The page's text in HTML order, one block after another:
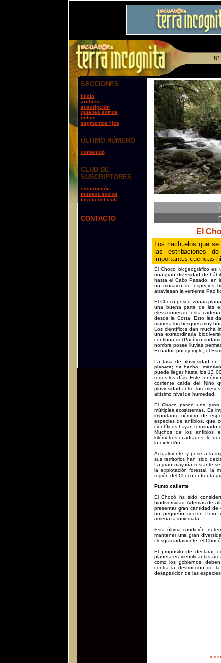
N°
SECCIONES
inicio
archivo
suscripción
quiénes somos
índice
segmentos fijos
ÚLTIMO NÚMERO
contenido
CLUB DE
SUSCRIPTORES
suscripción
museos socios
tarjeta del club
CONTACTO
El
Los riachuelos que
las estribaciones
importantes cuencas
El Chocó biogeográfico es
una gran diversidad de
hasta el Cabo Pasado, en
un mosaico de especies
atraviesan la vertiente
El Chocó posee zonas
una buena parte de las
elevaciones de esta
desde la Costa. Esto les
manera los bosques muy
Los científicos dan mucha
una extraordinaria
continua del Pacífico
nombre posee lluvias
Ecuador, por ejemplo, el
La tasa de pluviosidad en
planeta; de hecho,
puede llegar hasta los 13
todos los días. Este
corriente cálida del Niño
pluviosidad entre los
altísimo nivel de humedad.
El Chocó posee una
múltiples ecosistemas. Es
importante número de
especies de anfibios, que
científicos hayan terminado
Muchos de los anfibios
kilómetros cuadrados, lo
la extinción.
Actualmente, y pese a la
sus territorios han sido
La gran mayoría restante
la explotación forestal, la
región del Chocó enfrenta
Punto caliente
El Chocó ha sido
biodiversidad. Además de
presentar gran cantidad de
un pequeño sector. Pero
amenaza inmediata.
Esta última condición
mantener una gran
Desgraciadamente, el
El propósito de declarar
planeta es identificar las
como los gobiernos,
contra la destrucción de
desaparición de las
inicio